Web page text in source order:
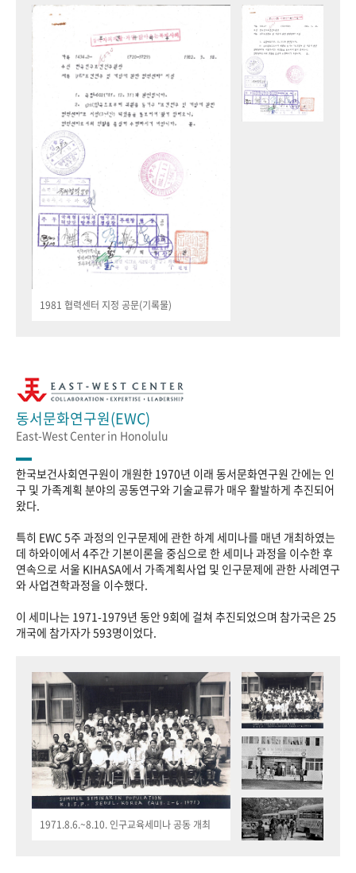
1981 협력센터 지정 공문(기록물)
동서문화연구원(EWC)
East-West Center in Honolulu
한국보건사회연구원이 개원한 1970년 이래 동서문화연구원 간에는 인
구 및 가족계획 분야의 공동연구와 기술교류가 매우 활발하게 추진되어
왔다.
특히 EWC 5주 과정의 인구문제에 관한 하계 세미나를 매년 개최하였는
데 하와이에서 4주간 기본이론을 중심으로 한 세미나 과정을 이수한 후
연속으로 서울 KIHASA에서 가족계획사업 및 인구문제에 관한 사례연구
와 사업견학과정을 이수했다.
이 세미나는 1971-1979년 동안 9회에 걸쳐 추진되었으며 참가국은 25
개국에 참가자가 593명이었다.
1971.8.6.~8.10. 인구교육세미나 공동 개최